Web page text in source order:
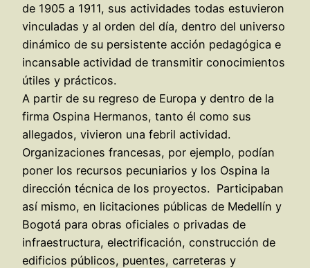
de 1905 a 1911, sus actividades todas estuvieron
vinculadas y al orden del día, dentro del universo
dinámico de su persistente acción pedagógica e
incansable actividad de transmitir conocimientos
útiles y prácticos.
A partir de su regreso de Europa y dentro de la
firma Ospina Hermanos, tanto él como sus
allegados, vivieron una febril actividad.
Organizaciones francesas, por ejemplo, podían
poner los recursos pecuniarios y los Ospina la
dirección técnica de los proyectos. Participaban
así mismo, en licitaciones públicas de Medellín y
Bogotá para obras oficiales o privadas de
infraestructura, electrificación, construcción de
edificios públicos, puentes, carreteras y